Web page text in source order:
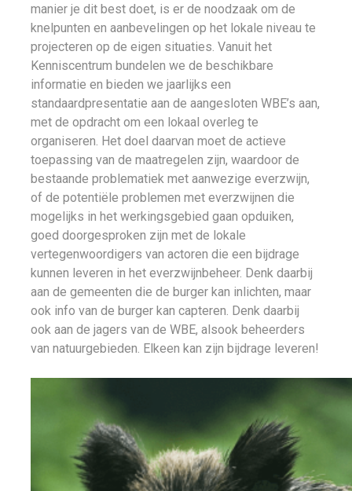
manier je dit best doet, is er de noodzaak om de
knelpunten en aanbevelingen op het lokale niveau te
projecteren op de eigen situaties. Vanuit het
Kenniscentrum bundelen we de beschikbare
informatie en bieden we jaarlijks een
standaardpresentatie aan de aangesloten WBE’s aan,
met de opdracht om een lokaal overleg te
organiseren. Het doel daarvan moet de actieve
toepassing van de maatregelen zijn, waardoor de
bestaande problematiek met aanwezige everzwijn,
of de potentiële problemen met everzwijnen die
mogelijks in het werkingsgebied gaan opduiken,
goed doorgesproken zijn met de lokale
vertegenwoordigers van actoren die een bijdrage
kunnen leveren in het everzwijnbeheer. Denk daarbij
aan de gemeenten die de burger kan inlichten, maar
ook info van de burger kan capteren. Denk daarbij
ook aan de jagers van de WBE, alsook beheerders
van natuurgebieden. Elkeen kan zijn bijdrage leveren!